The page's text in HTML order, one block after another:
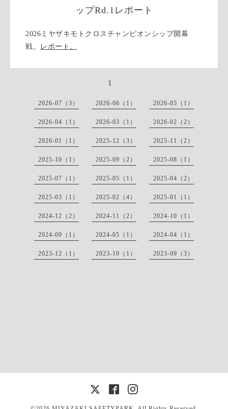
ップRd.1レポート
2026ミヤザキモトクロスチャンピオンシップ開幕
戦。
レポート。
1
2026-07（3） 2026-06（1） 2026-05（1）
2026-04（1） 2026-03（1） 2026-02（2）
2026-01（1） 2025-12（3） 2025-11（2）
2025-10（1） 2025-09（2） 2025-08（1）
2025-07（1） 2025-05（1） 2025-04（2）
2025-03（1） 2025-02（4） 2025-01（1）
2024-12（2） 2024-11（2） 2024-10（1）
2024-09（1） 2024-05（1） 2024-04（1）
2023-12（1） 2023-10（1） 2023-09（3）